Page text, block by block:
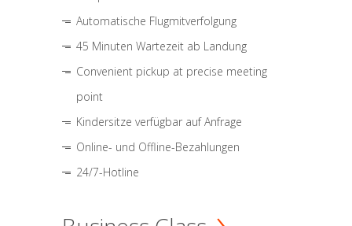
Automatische Flugmitverfolgung
45 Minuten Wartezeit ab Landung
Convenient pickup at precise meeting
point
Kindersitze verfügbar auf Anfrage
Online- und Offline-Bezahlungen
24/7-Hotline